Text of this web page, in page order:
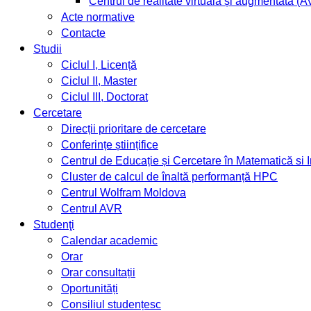
Acte normative
Contacte
Studii
Ciclul I, Licență
Ciclul II, Master
Ciclul III, Doctorat
Cercetare
Direcții prioritare de cercetare
Conferințe științifice
Centrul de Educație și Cercetare în Matematică si
Cluster de calcul de înaltă performanță HPC
Centrul Wolfram Moldova
Centrul AVR
Studenţi
Calendar academic
Orar
Orar consultații
Oportunități
Consiliul studențesc